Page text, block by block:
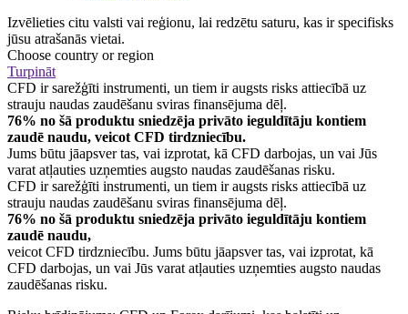
Izvēlieties citu valsti vai reģionu, lai redzētu saturu, kas ir specifisks
jūsu atrašanās vietai.
Choose country or region
Turpināt
CFD ir sarežģīti instrumenti, un tiem ir augsts risks attiecībā uz
strauju naudas zaudēšanu sviras finansējuma dēļ.
76% no šā produktu sniedzēja privāto ieguldītāju kontiem
zaudē naudu, veicot CFD tirdzniecību.
Jums būtu jāapsver tas, vai izprotat, kā CFD darbojas, un vai Jūs
varat atļauties uzņemties augsto naudas zaudēšanas risku.
CFD ir sarežģīti instrumenti, un tiem ir augsts risks attiecībā uz
strauju naudas zaudēšanu sviras finansējuma dēļ.
76% no šā produktu sniedzēja privāto ieguldītāju kontiem
zaudē naudu,
veicot CFD tirdzniecību. Jums būtu jāapsver tas, vai izprotat, kā
CFD darbojas, un vai Jūs varat atļauties uzņemties augsto naudas
zaudēšanas risku.